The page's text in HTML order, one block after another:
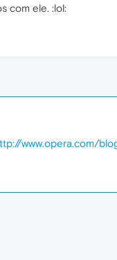
com ele. :lol:
www.opera.com/